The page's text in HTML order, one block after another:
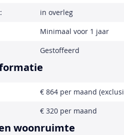
in overleg
Minimaal voor 1 jaar
Gestoffeerd
€ 864 per maand
€ 320 per maand
woonruimte